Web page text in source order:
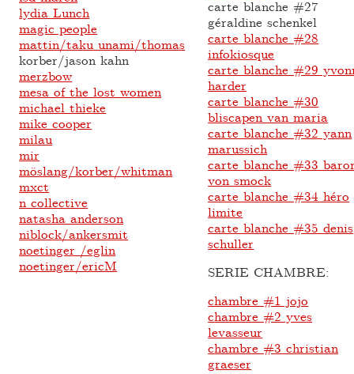
lydia Lunch
magic people
mattin/taku unami/thomas
korber/jason kahn
merzbow
mesa of the lost women
michael thieke
mike cooper
milau
mir
möslang/korber/whitman
mxct
n collective
natasha anderson
niblock/ankersmit
noetinger /eglin
noetinger/ericM
carte blanche #27
géraldine schenkel
carte blanche #28
infokiosque
carte blanche #29
harder
carte blanche #30
bliscapen van maria
carte blanche #32 yann
marussich
carte blanche #33
von smock
carte blanche #34 héro
limite
carte blanche #35 denis
schuller
SERIE CHAMBRE:
chambre #1 jojo
chambre #2 yves
levasseur
chambre #3 christian
graeser